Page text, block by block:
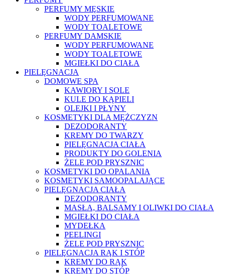
PERFUMY MĘSKIE
WODY PERFUMOWANE
WODY TOALETOWE
PERFUMY DAMSKIE
WODY PERFUMOWANE
WODY TOALETOWE
MGIEŁKI DO CIAŁA
PIELĘGNACJA
DOMOWE SPA
KAWIORY I SOLE
KULE DO KĄPIELI
OLEJKI I PŁYNY
KOSMETYKI DLA MĘŻCZYZN
DEZODORANTY
KREMY DO TWARZY
PIELĘGNACJA CIAŁA
PRODUKTY DO GOLENIA
ŻELE POD PRYSZNIC
KOSMETYKI DO OPALANIA
KOSMETYKI SAMOOPALAJĄCE
PIELĘGNACJA CIAŁA
DEZODORANTY
MASŁA, BALSAMY I OLIWKI DO CIAŁA
MGIEŁKI DO CIAŁA
MYDEŁKA
PEELINGI
ŻELE POD PRYSZNIC
PIELĘGNACJA RĄK I STÓP
KREMY DO RĄK
KREMY DO STÓP